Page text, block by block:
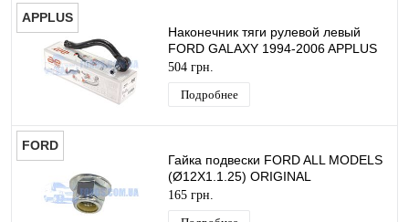
APPLUS
Наконечник тяги рулевой левый
FORD GALAXY 1994-2006 APPLUS
504 грн.
Подробнее
FORD
Гайка подвески FORD ALL MODELS
(Ø12X1.1.25) ORIGINAL
165 грн.